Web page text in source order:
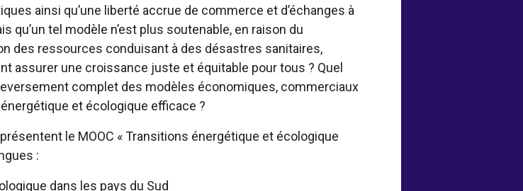
ainsi qu’une liberté accrue de commerce et d’échanges à
qu’un tel modèle n’est plus soutenable, en raison du
des ressources conduisant à des désastres sanitaires,
assurer une croissance juste et équitable pour tous ? Quel
complet des modèles économiques, commerciaux
et écologique efficace ?
le MOOC « Transitions énergétique et écologique
:
dans les pays du Sud